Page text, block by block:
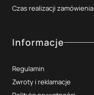
Czas realizacji zamówienia
Informacje
Regulamin
Zwroty i reklamacje